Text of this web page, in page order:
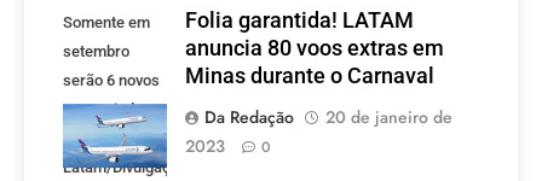
Somente em
setembro
serão 6 novos
voos criados
pela LATAM.
Latam/Divulgação)
Folia garantida! LATAM
anuncia 80 voos extras em
Minas durante o Carnaval
Da Redação
20 de janeiro de
2023
0